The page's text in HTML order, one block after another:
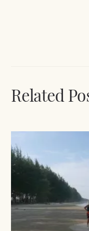
Related